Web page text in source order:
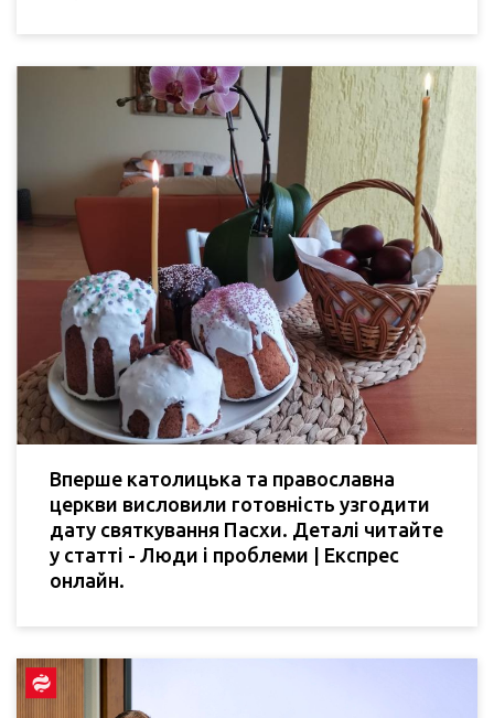
Вперше католицька та православна
церкви висловили готовність узгодити
дату святкування Пасхи. Деталі читайте
у статті - Люди і проблеми | Експрес
онлайн.